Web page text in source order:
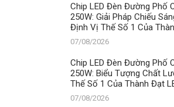
Chip LED Đèn Đường Phố
250W: Giải Pháp Chiếu
Định Vị Thế Số 1 Của
07/08/2026
Chip LED Đèn Đường Phố
250W: Biểu Tượng Chất
Thế Số 1 Của Thành Đạt
07/08/2026